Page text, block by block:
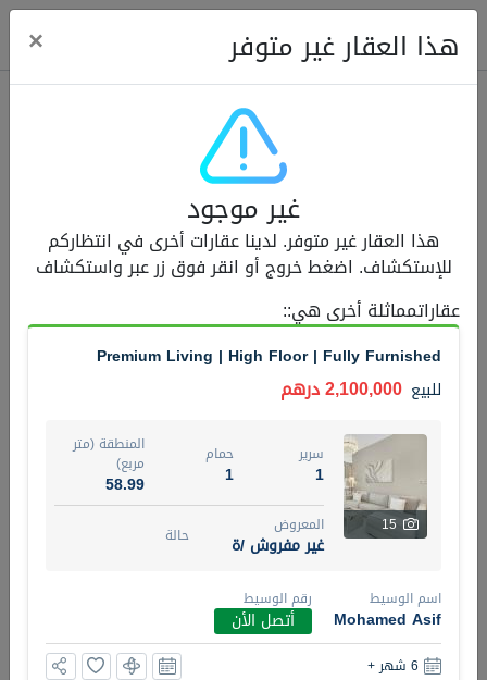
شقة للبيع 1,350,000 درهم
4
سرير
1
2
مربع)
المعروض
مفروش/ة جزئيا
اسم الوسيط
MOHAMMED ARSHAD SAIYED
رقم الوسيط
أتصل الأن
2BR Golf, Pool & Villa View | 3 Bathrooms | 1,274.77 Sq
Ft | Ellington House II
شقة للبيع 4,100,000 درهم
هذا العقار غير متوفر ×
غير موجود
هذا العقار غير متوفر. لدينا عقارات أخرى في انتظاركم
للإستكشاف. اضغط خروج أو انقر فوق زر عبر واستكشاف
عقاراتمماثلة أخرى هي::
Premium Living | High Floor | Fully Furnished
للبيع 2,100,000 درهم
15
سرير
1
حمام
1
المنطقة (متر
مربع)
58.99
المعروض
غير مفروش /ة حالة
اسم الوسيط
Mohamed Asif
رقم الوسيط
أتصل الأن
6 شهر +